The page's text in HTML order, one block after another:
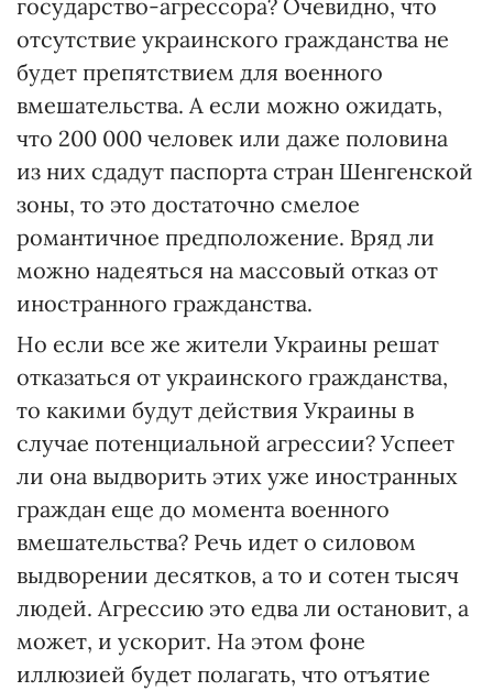
государство-агрессора? Очевидно, что
отсутствие украинского гражданства не
будет препятствием для военного
вмешательства. А если можно ожидать,
что 200 000 человек или даже половина
из них сдадут паспорта стран Шенгенской
зоны, то это достаточно смелое
романтичное предположение. Вряд ли
можно надеяться на массовый отказ от
иностранного гражданства.
Но если все же жители Украины решат
отказаться от украинского гражданства,
то какими будут действия Украины в
случае потенциальной агрессии? Успеет
ли она выдворить этих уже иностранных
граждан еще до момента военного
вмешательства? Речь идет о силовом
выдворении десятков, а то и сотен тысяч
людей. Агрессию это едва ли остановит, а
может, и ускорит. На этом фоне
иллюзией будет полагать, что отъятие